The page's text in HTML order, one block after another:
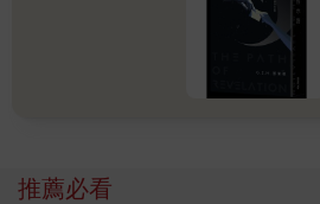
推薦必看